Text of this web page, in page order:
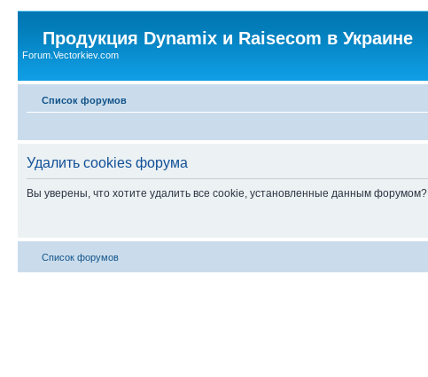
Продукция Dynamix и Raisecom в Украине
Forum.Vectorkiev.com
Список форумов
Удалить cookies форума
Вы уверены, что хотите удалить все cookie, установленные данным форумом?
Список форумов